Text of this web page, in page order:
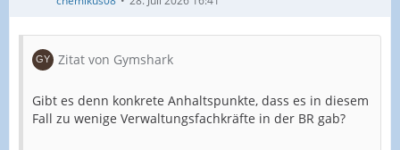
Zitat von Gymshark
Gibt es denn konkrete Anhaltspunkte, dass es in diesem
Fall zu wenige Verwaltungsfachkräfte in der BR gab?